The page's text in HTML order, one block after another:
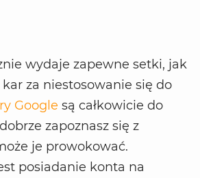
wydaje zapewne setki, jak
za niestosowanie się do
Google są całkowicie do
zapoznasz się z
je prowokować.
posiadanie konta na